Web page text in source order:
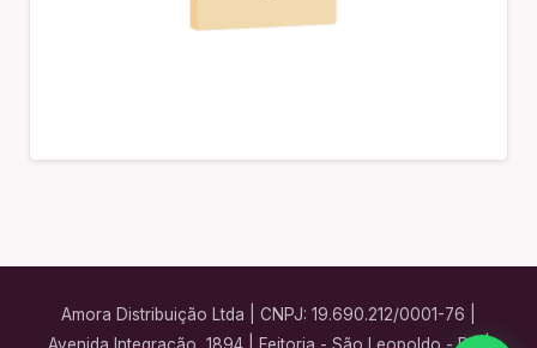
Amora Distribuição Ltda | CNPJ: 19.690.212/0001-76 |
Avenida Integração, 1894 | Feitoria - São Leopoldo - RS |